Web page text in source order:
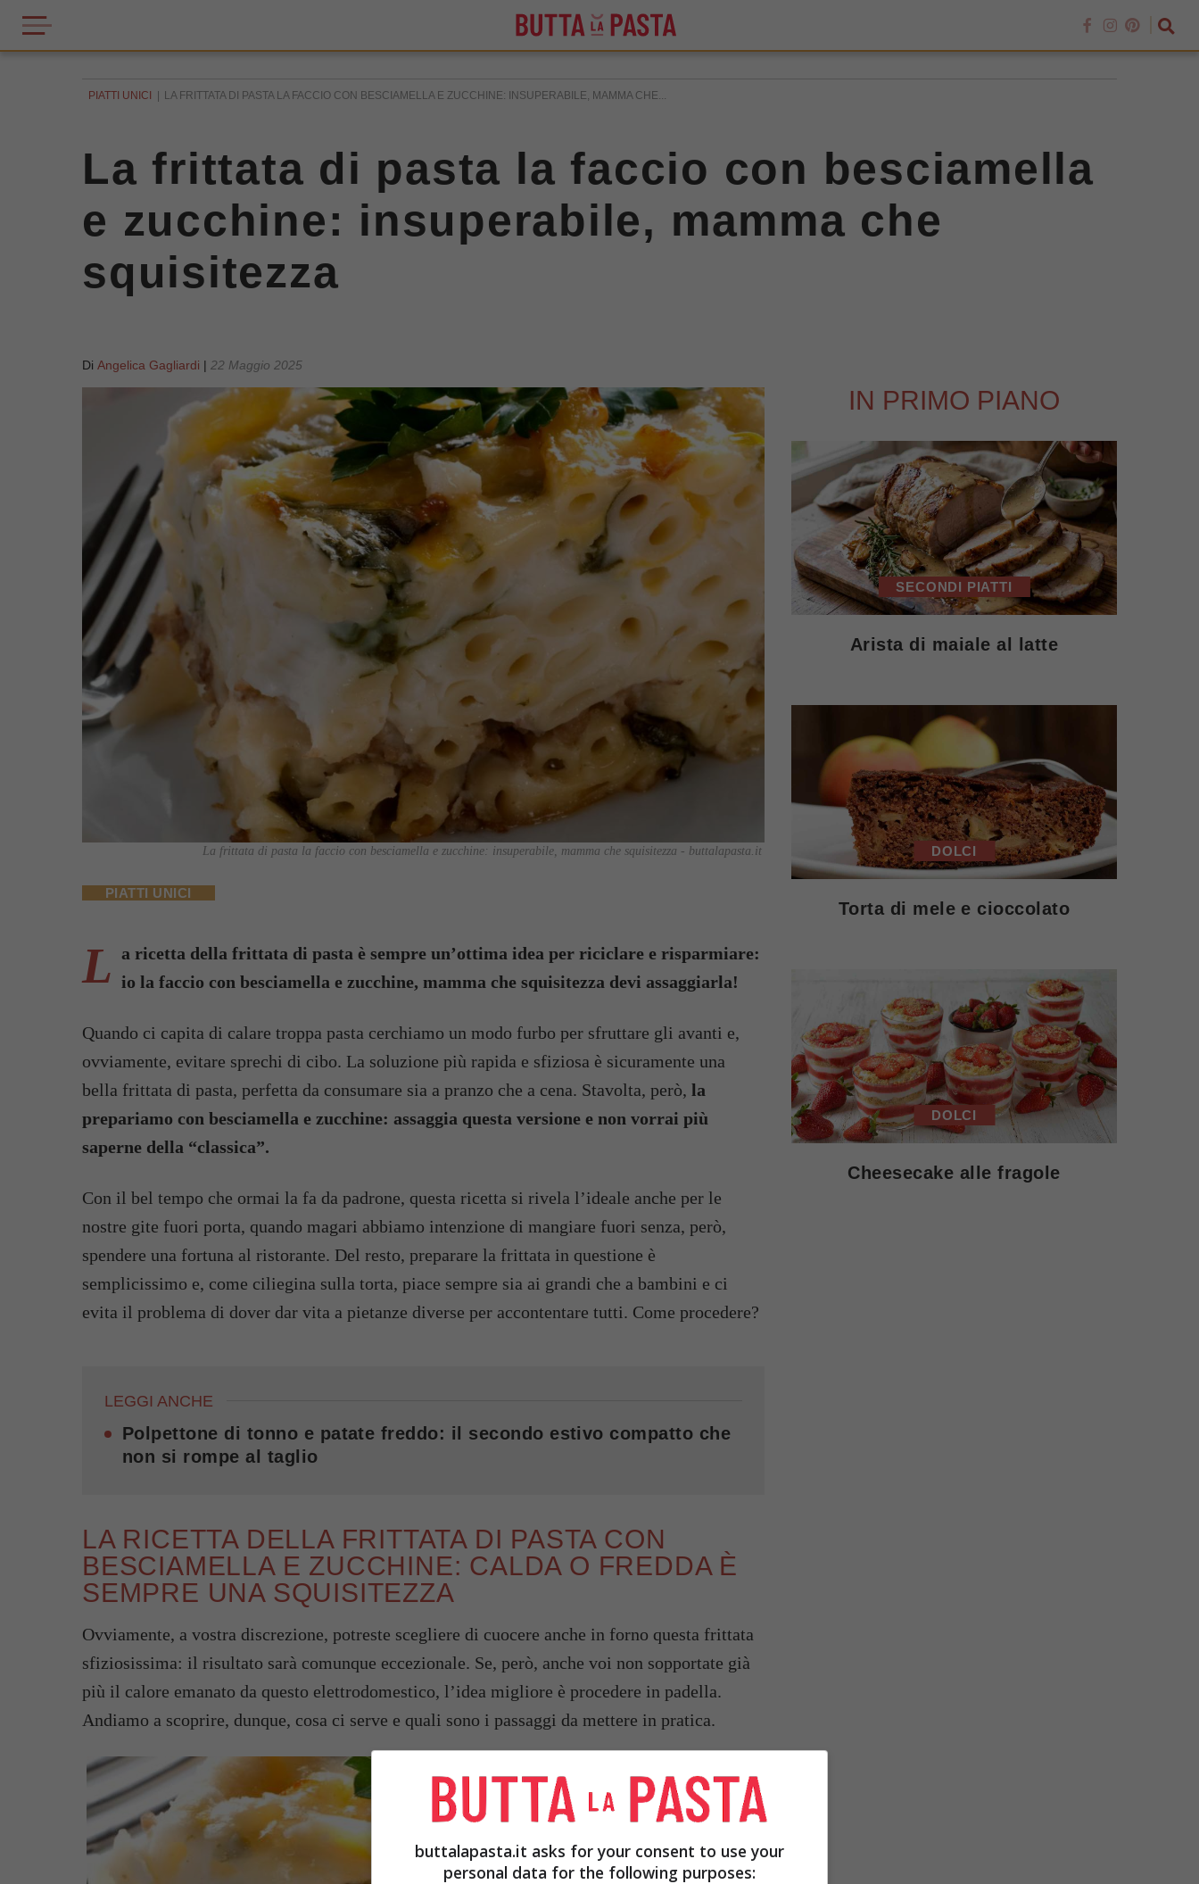
PIATTI UNICI LA FRITTATA DI PASTA LA FACCIO CON BESCIAMELLA E ZUCCHINE: INSUPERABILE, MAMMA CHE...
La frittata di pasta la faccio con besciamella
e zucchine: insuperabile, mamma che
squisitezza
Di Angelica Gagliardi | 22 Maggio 2025
La frittata di pasta la faccio con besciamella e zucchine: insuperabile, mamma che squisitezza - buttalapasta.it
PIATTI UNICI
L a ricetta della frittata di pasta è sempre un’ottima idea per riciclare e risparmiare:
io la faccio con besciamella e zucchine, mamma che squisitezza devi assaggiarla!
Quando ci capita di calare troppa pasta cerchiamo un modo furbo per sfruttare gli avanti e,
ovviamente, evitare sprechi di cibo. La soluzione più rapida e sfiziosa è sicuramente una
bella frittata di pasta, perfetta da consumare sia a pranzo che a cena. Stavolta, però, la
prepariamo con besciamella e zucchine: assaggia questa versione e non vorrai più
saperne della “classica”.
Con il bel tempo che ormai la fa da padrone, questa ricetta si rivela l’ideale anche per le
nostre gite fuori porta, quando magari abbiamo intenzione di mangiare fuori senza, però,
spendere una fortuna al ristorante. Del resto, preparare la frittata in questione è
semplicissimo e, come ciliegina sulla torta, piace sempre sia ai grandi che a bambini e ci
evita il problema di dover dar vita a pietanze diverse per accontentare tutti. Come procedere?
LEGGI ANCHE
Polpettone di tonno e patate freddo: il secondo estivo compatto che
non si rompe al taglio
LA RICETTA DELLA FRITTATA DI PASTA CON
BESCIAMELLA E ZUCCHINE: CALDA O FREDDA È
SEMPRE UNA SQUISITEZZA
Ovviamente, a vostra discrezione, potreste scegliere di cuocere anche in forno questa frittata
sfiziosissima: il risultato sarà comunque eccezionale. Se, però, anche voi non sopportate già
più il calore emanato da questo elettrodomestico, l’idea migliore è procedere in padella.
Andiamo a scoprire, dunque, cosa ci serve e quali sono i passaggi da mettere in pratica.
IN PRIMO PIANO
SECONDI PIATTI
Arista di maiale al latte
DOLCI
Torta di mele e cioccolato
DOLCI
Cheesecake alle fragole
buttalapasta.it asks for your consent to use your
personal data for the following purposes: